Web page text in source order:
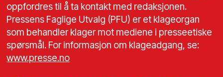
oppfordres til å ta kontakt med redaksjonen.
Pressens Faglige Utvalg (PFU) er et klageorgan
som behandler klager mot mediene i presseetiske
spørsmål. For informasjon om klageadgang, se:
www.presse.no